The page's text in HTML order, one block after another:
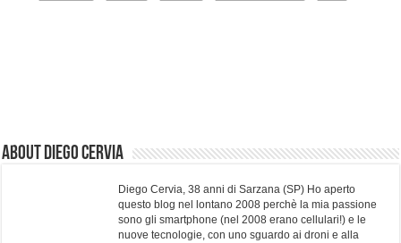
About Diego Cervia
Diego Cervia, 38 anni di Sarzana (SP) Ho aperto
questo blog nel lontano 2008 perchè la mia passione
sono gli smartphone (nel 2008 erano cellulari!) e le
nuove tecnologie, con uno sguardo ai droni e alla